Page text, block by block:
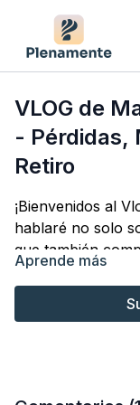
VLOG de
- Pérdidas,
Retiro
¡Bienvenidos al
hablaré no solo
que también
tener lugar a lo
informaré sobre
pronto tendréis
y cómo este
Aprende más